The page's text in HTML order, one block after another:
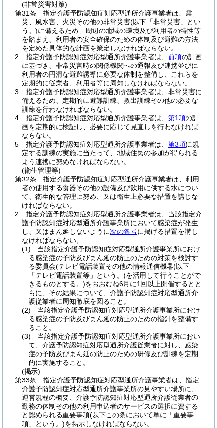
(非常災害対策)
第31条
指定介護予防認知症対応型通所介護事業者は、震
災、風水害、火災その他の非常災害(以下「非常災害」とい
う。)に備えるため、周辺の地域の環境及び利用者の特性等
を踏まえ、利用者の安全確保のための体制及び避難の方法
を定めた具体的な計画を策定しなければならない。
2
指定介護予防認知症対応型通所介護事業者は、 前項の計画
に基づき、非常災害時の関係機関への通報及び連携並びに
利用者の円滑な避難誘導に必要な体制を整備し、これらを
定期的に従業者、利用者等に周知しなければならない。
3
指定介護予防認知症対応型通所介護事業者は、非常災害に
備えるため、定期的に避難訓練、救出訓練その他の必要な
訓練を行わなければならない。
4
指定介護予防認知症対応型通所介護事業者は、 第1項の計
画を定期的に検証し、必要に応じて見直しを行わなければ
ならない。
5
指定介護予防認知症対応型通所介護事業者は、 第3項に規
定する訓練の実施に当たって、地域住民の参加が得られる
よう連携に努めなければならない。
(衛生管理等)
第32条
指定介護予防認知症対応型通所介護事業者は、利用
者の使用する食器その他の設備及び飲用に供する水につい
て、衛生的な管理に努め、又は衛生上必要な措置を講じな
ければならない。
2
指定介護予防認知症対応型通所介護事業者は、当該指定介
護予防認知症対応型通所介護事業所において感染症が発生
し、又はまん延しないように次の各号に掲げる措置を講じ
なければならない。
(1)
当該指定介護予防認知症対応型通所介護事業所におけ
る感染症の予防及びまん延の防止のための対策を検討す
る委員会(テレビ電話装置その他の情報通信機器(以下
「テレビ電話装置等」という。)を活用して行うことがで
きるものとする。)をおおむね6月に1回以上開催するとと
もに、その結果について、介護予防認知症対応型通所介
護従業者に周知徹底を図ること。
(2)
当該指定介護予防認知症対応型通所介護事業所におけ
る感染症の予防及びまん延の防止のための指針を整備す
ること。
(3)
当該指定介護予防認知症対応型通所介護事業所におい
て、介護予防認知症対応型通所介護従業者に対し、感染
症の予防及びまん延の防止のための研修及び訓練を定期
的に実施すること。
(掲示)
第33条
指定介護予防認知症対応型通所介護事業者は、指定
介護予防認知症対応型通所介護事業所の見やすい場所に、
運営規程の概要、介護予防認知症対応型通所介護従業者の
勤務の体制その他の利用申込者のサービスの選択に資する
と認められる重要事項(以下この条において単に「重要事
項」という。)を掲示しなければならない。